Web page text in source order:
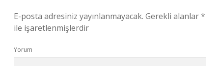
E-posta adresiniz yayınlanmayacak. Gerekli alanlar*
ile işaretlenmişlerdir
Yorum